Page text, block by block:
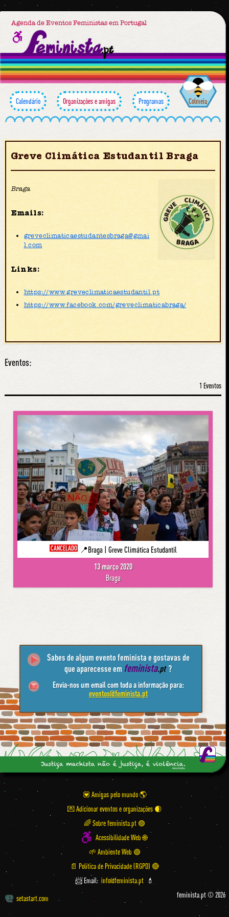
Agenda de Eventos Feministas em Portugal
Calendário Organizações e amigas Programas Colmeia
Greve Climática Estudantil Braga
Braga
Emails:
greveclimaticaestudantesbraga@gmai
l.com
Links:
https://www.greveclimaticaestudantil.pt
https://www.facebook.com/greveclimaticabraga/
Eventos:
1 Eventos
CANCELADO
📍Braga | Greve Climática Estudantil
13 março 2020
Braga
Sabes de algum evento feminista e gostavas de
que aparecesse em feminista.pt ?
Envia-nos um email com toda a informação para:
eventos@feminista.pt
💟 Amigas pelo mundo
💌 Adicionar eventos e organizações
🌈 Sobre feminista.pt 🟣
Acessibilidade Web 🌐
🌱 Ambiente Web 🟢
📄 Política de Privacidade (RGPD) 🔴
📨 Email: info@feminista.pt 💄
setastart.com feminista.pt © 2026